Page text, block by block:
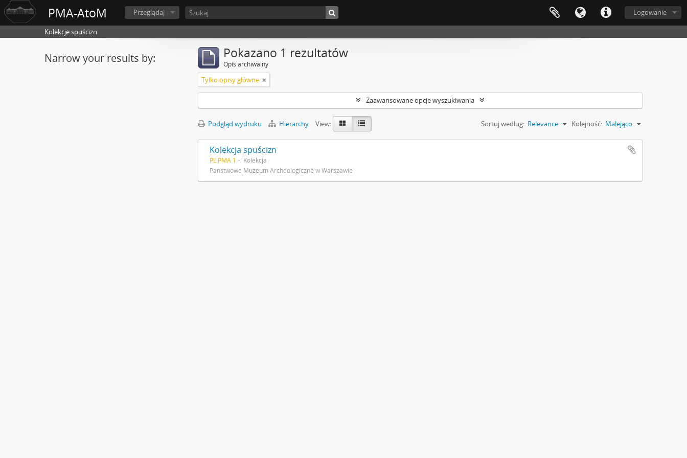
PMA-AtoM Logowanie
Przeglądaj
Kolekcje spuścizn
Narrow your results by: Pokazano 1 rezultatów
Opis archiwalny
Tylko opisy główne
Zaawansowane opcje wyszukiwania
Podgląd wydruku Hierarchy View: Sortuj według: Relevance Kolejność: Malejąco
Kolekcja spuścizn
PL PMA 1
Kolekcja
Państwowe Muzeum Archeologiczne w Warszawie